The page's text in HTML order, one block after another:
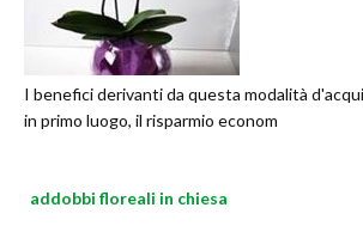
I benefici derivanti da questa modalità
in primo luogo, il risparmio econom
addobbi floreali in chiesa